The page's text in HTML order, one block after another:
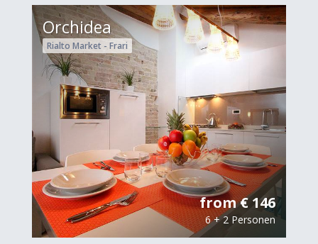
Orchidea
Rialto Market - Frari
from € 146
6 + 2 Personen